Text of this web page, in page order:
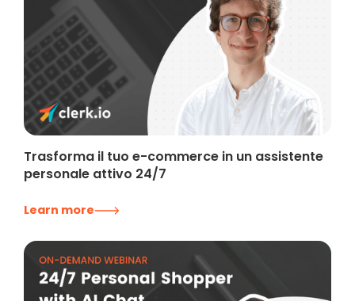
Trasforma il tuo e-commerce in un assistente
personale attivo 24/7
Learn more